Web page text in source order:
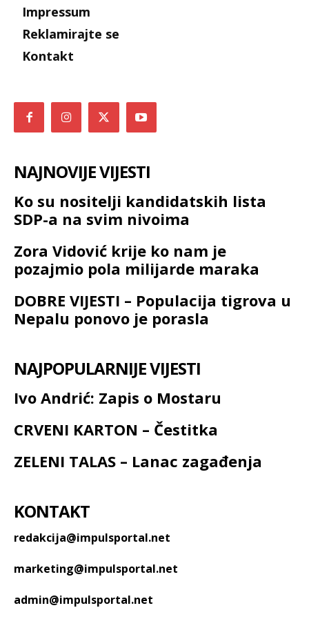
Impressum
Reklamirajte se
Kontakt
NAJNOVIJE VIJESTI
Ko su nositelji kandidatskih lista
SDP-a na svim nivoima
Zora Vidović krije ko nam je
pozajmio pola milijarde maraka
DOBRE VIJESTI – Populacija tigrova u
Nepalu ponovo je porasla
NAJPOPULARNIJE VIJESTI
Ivo Andrić: Zapis o Mostaru
CRVENI KARTON – Čestitka
ZELENI TALAS – Lanac zagađenja
KONTAKT
redakcija@impulsportal.net
marketing@impulsportal.net
admin@impulsportal.net